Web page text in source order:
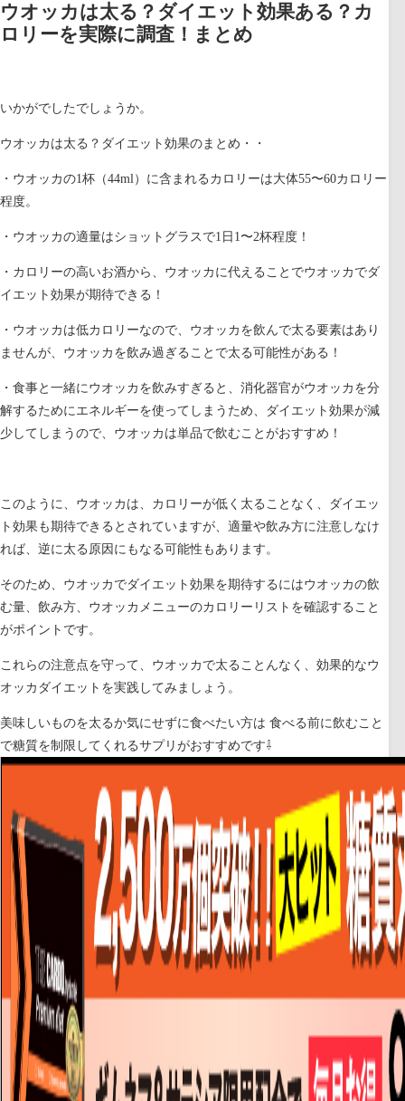
ウオッカは太る？ダイエット効果ある？カ
ロリーを実際に調査！まとめ
いかがでしたでしょうか。
ウオッカは太る？ダイエット効果のまとめ・・
・ウオッカの1杯（44ml）に含まれるカロリーは大体55〜60カロリー
程度。
・ウオッカの適量はショットグラスで1日1〜2杯程度！
・カロリーの高いお酒から、ウオッカに代えることでウオッカでダ
イエット効果が期待できる！
・ウオッカは低カロリーなので、ウオッカを飲んで太る要素はあり
ませんが、ウオッカを飲み過ぎることで太る可能性がある！
・食事と一緒にウオッカを飲みすぎると、消化器官がウオッカを分
解するためにエネルギーを使ってしまうため、ダイエット効果が減
少してしまうので、ウオッカは単品で飲むことがおすすめ！
このように、 ウオッカは、カロリーが低く太ることなく、ダイエッ
ト効果も期待できるとされていますが、適量や飲み方に注意しなけ
れば、逆に太る原因にもなる可能性もあります。
そのため、ウオッカでダイエット効果を期待するにはウオッカの飲
む量、飲み方、ウオッカメニューのカロリーリストを確認すること
がポイントです。
これらの注意点を守って、ウオッカで太ることんなく、効果的なウ
オッカダイエットを実践してみましょう。
美味しいものを太るか気にせずに食べたい方は 食べる前に飲むこと
で糖質を制限してくれるサプリがおすすめです⇩